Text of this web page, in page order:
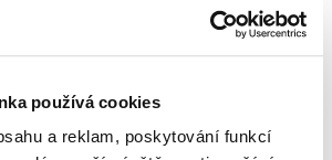
používá cookies
a reklam, poskytování funkcí